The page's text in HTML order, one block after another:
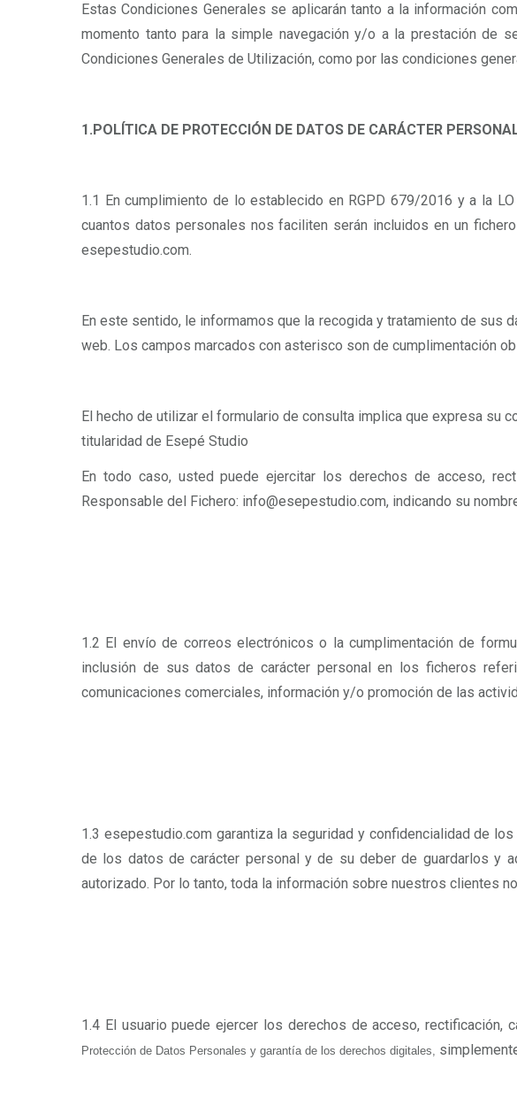
Estas Condiciones Generales se aplicarán tanto a la información
momento tanto para la simple navegación y/o a la prestación de
Condiciones Generales de Utilización, como por las condiciones
1.POLÍTICA DE PROTECCIÓN DE DATOS DE CARÁCTER
1.1 En cumplimiento de lo establecido en RGPD 679/2016 y a la
cuantos datos personales nos faciliten serán incluidos en un
esepestudio.com.
En este sentido, le informamos que la recogida y tratamiento de
web. Los campos marcados con asterisco son de cumplimentación
El hecho de utilizar el formulario de consulta implica que expresa su
titularidad de Esepé Studio
En todo caso, usted puede ejercitar los derechos de acceso,
Responsable del Fichero: info@esepestudio.com, indicando su
1.2 El envío de correos electrónicos o la cumplimentación de
inclusión de sus datos de carácter personal en los ficheros
comunicaciones comerciales, información y/o promoción de las
1.3 esepestudio.com garantiza la seguridad y confidencialidad de
de los datos de carácter personal y de su deber de guardarlos y
autorizado. Por lo tanto, toda la información sobre nuestros clientes
1.4 El usuario puede ejercer los derechos de acceso,
Protección de Datos Personales y garantía de los derechos digitales,